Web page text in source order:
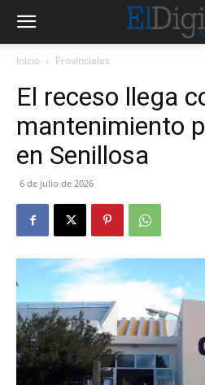
Inicio Provinciales
El receso llega
mantenimiento
en Senillosa
6 de julio de 2026